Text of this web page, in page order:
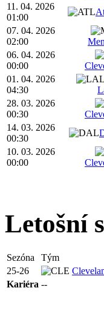
11. 04. 2026
01:00
07. 04. 2026
02:00
06. 04. 2026
00:00
01. 04. 2026
04:30
28. 03. 2026
00:30
14. 03. 2026
00:30
10. 03. 2026
00:00
Letošní
Sezóna Tým
25-26
Kariéra --